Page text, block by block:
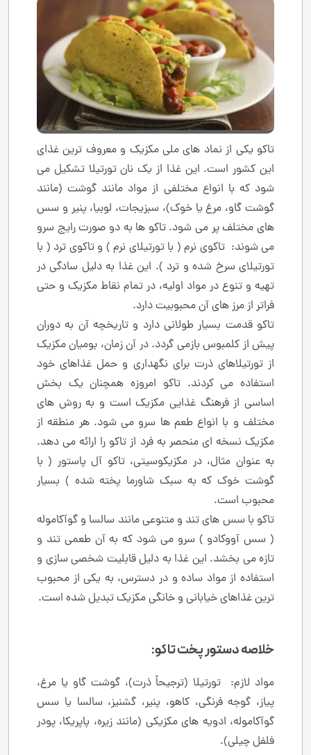
تاکو یکی از نماد های ملی مکزیک و معروف ‌ترین غذای
این کشور است. این غذا از یک نان تورتیلا تشکیل می
‌شود که با انواع مختلفی از مواد مانند گوشت (مانند
گوشت گاو، مرغ یا خوک)، سبزیجات، لوبیا، پنیر و سس‌
های مختلف پر می ‌شود. تاکو ها به دو صورت رایج سرو
می ‌شوند: تاکوی نرم ( با تورتیلای نرم ) و تاکوی ترد ( با
تورتیلای سرخ شده و ترد ). این غذا به دلیل سادگی در
تهیه و تنوع در مواد اولیه، در تمام نقاط مکزیک و حتی
فراتر از مرز های آن محبوبیت دارد.
تاکو قدمت بسیار طولانی دارد و تاریخچه آن به دوران
پیش از کلمبوس بازمی ‌گردد. در آن زمان، بومیان مکزیک
از تورتیلاهای ذرت برای نگهداری و حمل غذاهای خود
استفاده می ‌کردند. تاکو امروزه همچنان یک بخش
اساسی از فرهنگ غذایی مکزیک است و به روش ‌های
مختلف و با انواع طعم‌ ها سرو می ‌شود. هر منطقه از
مکزیک نسخه ‌ای منحصر به فرد از تاکو را ارائه می ‌دهد.
به عنوان مثال، در مکزیکوسیتی، تاکو آل ‌پاستور ( با
گوشت خوک که به سبک شاورما پخته شده ) بسیار
محبوب است.
تاکو با سس ‌های تند و متنوعی مانند سالسا و گوآکاموله
( سس آووکادو ) سرو می ‌شود که به آن طعمی تند و
تازه می‌ بخشد. این غذا به دلیل قابلیت شخصی ‌سازی و
استفاده از مواد ساده و در دسترس، به یکی از محبوب
‌ترین غذاهای خیابانی و خانگی مکزیک تبدیل شده است.
خلاصه دستور پخت تاکو:
مواد لازم: تورتیلا (ترجیحاً ذرت)، گوشت گاو یا مرغ،
پیاز، گوجه ‌فرنگی، کاهو، پنیر، گشنیز، سالسا یا سس
گوآکاموله، ادویه‌ های مکزیکی (مانند زیره، پاپریکا، پودر
فلفل چیلی).